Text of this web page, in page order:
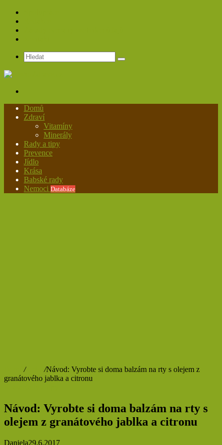
Hledat
Domů
Zdraví
Vitamíny
Minerály
Rady a tipy
Prevence
Jídlo
Krása
Babské rady
Nemoci Databáze
/Krása /Návod: Vyrobte si doma balzám na rty s olejem z
granátového jablka a citronu
Návod: Vyrobte si doma balzám na rty s
olejem z granátového jablka a citronu
Daniela29.6.2017